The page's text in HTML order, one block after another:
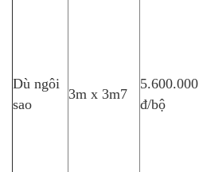
Dù ngôi
sao
3m x 3m7
5.600.000
đ/bộ